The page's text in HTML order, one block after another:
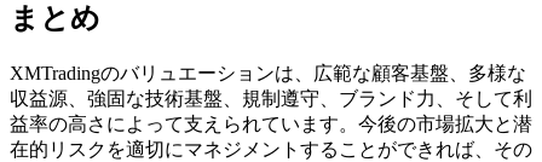
まとめ
XMTradingのバリュエーションは、広範な顧客基盤、多様な
収益源、強固な技術基盤、規制遵守、ブランド力、そして利
益率の高さによって支えられています。今後の市場拡大と潜
在的リスクを適切にマネジメントすることができれば、その